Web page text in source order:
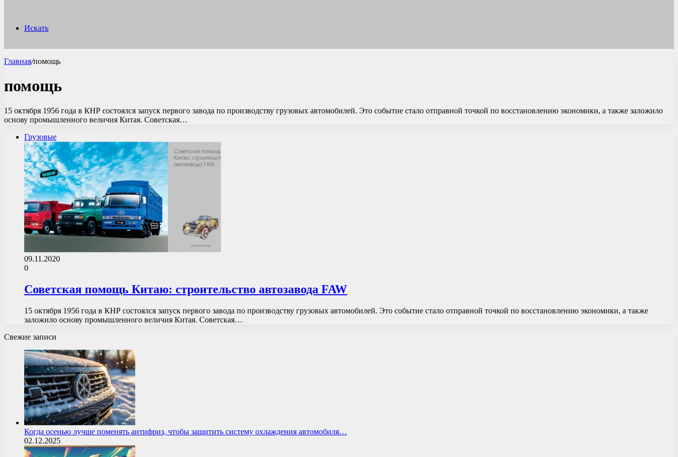
Искать
Главная/помощь
помощь
15 октября 1956 года в КНР состоялся запуск первого завода по производству грузовых автомобилей. Это событие стало отправной точкой по восстановлению экономики, а также заложило
основу промышленного величия Китая. Советская…
Грузовые
09.11.2020
0
Советская помощь Китаю: строительство автозавода FAW
15 октября 1956 года в КНР состоялся запуск первого завода по производству грузовых автомобилей. Это событие стало отправной точкой по восстановлению экономики, а также
заложило основу промышленного величия Китая. Советская…
Свежие записи
Когда осенью лучше поменять антифриз, чтобы защитить систему охлаждения автомобиля…
02.12.2025